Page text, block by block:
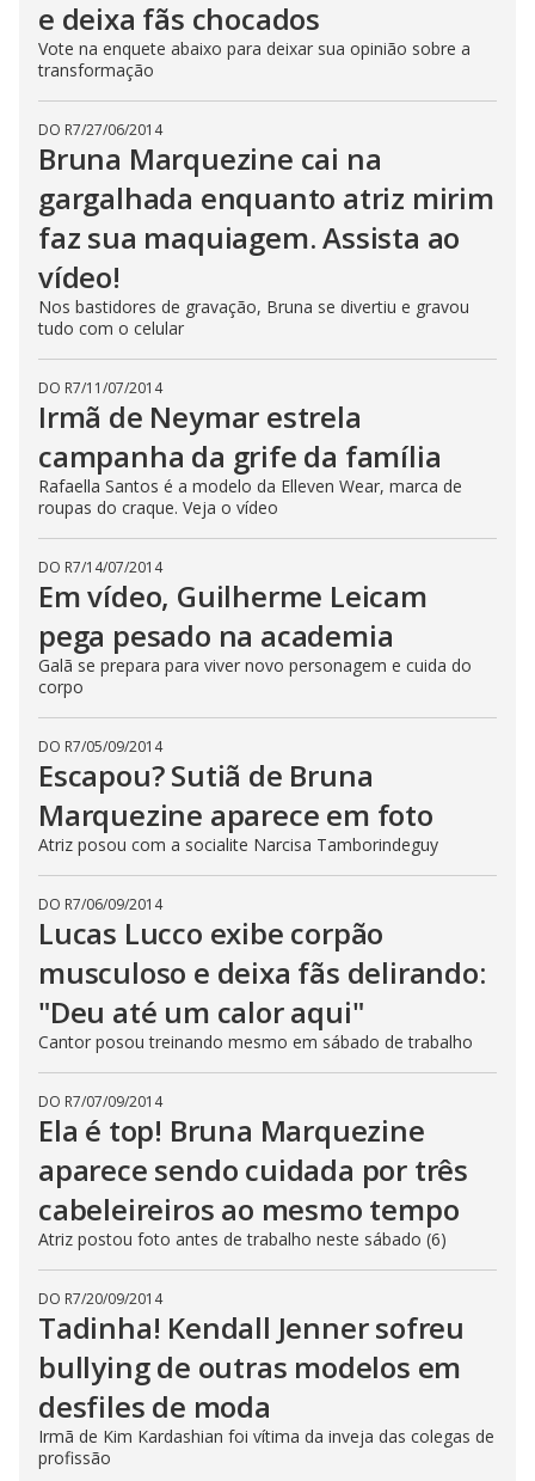
e deixa fãs chocados
Vote na enquete abaixo para deixar sua opinião sobre a
transformação
DO R7/27/06/2014
Bruna Marquezine cai na
gargalhada enquanto atriz mirim
faz sua maquiagem. Assista ao
vídeo!
Nos bastidores de gravação, Bruna se divertiu e gravou
tudo com o celular
DO R7/11/07/2014
Irmã de Neymar estrela
campanha da grife da família
Rafaella Santos é a modelo da Elleven Wear, marca de
roupas do craque. Veja o vídeo
DO R7/14/07/2014
Em vídeo, Guilherme Leicam
pega pesado na academia
Galã se prepara para viver novo personagem e cuida do
corpo
DO R7/05/09/2014
Escapou? Sutiã de Bruna
Marquezine aparece em foto
Atriz posou com a socialite Narcisa Tamborindeguy
DO R7/06/09/2014
Lucas Lucco exibe corpão
musculoso e deixa fãs delirando:
"Deu até um calor aqui"
Cantor posou treinando mesmo em sábado de trabalho
DO R7/07/09/2014
Ela é top! Bruna Marquezine
aparece sendo cuidada por três
cabeleireiros ao mesmo tempo
Atriz postou foto antes de trabalho neste sábado (6)
DO R7/20/09/2014
Tadinha! Kendall Jenner sofreu
bullying de outras modelos em
desfiles de moda
Irmã de Kim Kardashian foi vítima da inveja das colegas de
profissão